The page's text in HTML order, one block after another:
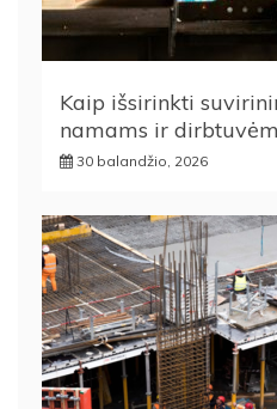
Kaip išsirinkti
namams ir
30 balandžio, 2026